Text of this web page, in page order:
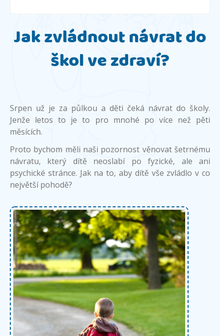
Jak zvládnout návrat do
škol ve zdraví?
Srpen už je za půlkou a děti čeká návrat do školy.
Jenže letos to je to pro mnohé po více než pěti
měsících.
Proto bychom měli naši pozornost věnovat šetrnému
návratu, který dítě neoslabí po fyzické, ale ani
psychické stránce. Jak na to, aby dítě vše zvládlo v co
největší pohodě?